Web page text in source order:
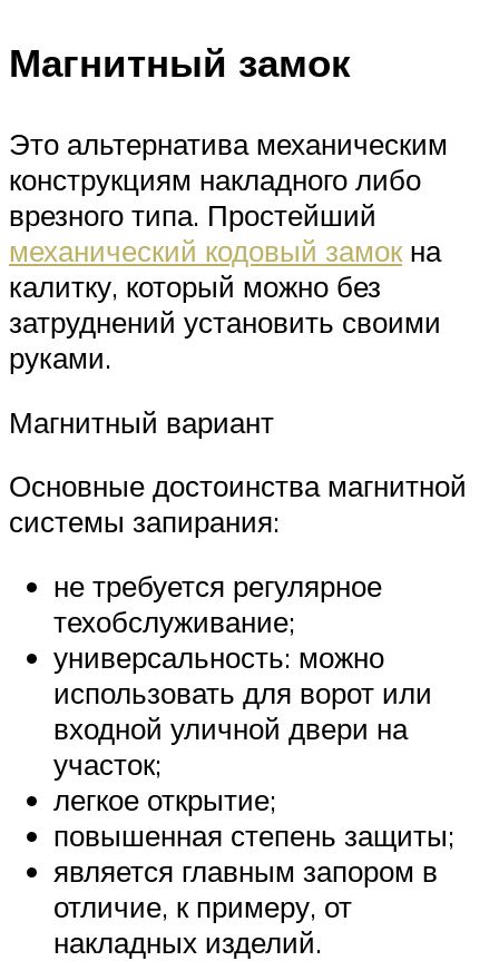
Магнитный замок
Это альтернатива механическим
конструкциям накладного либо
врезного типа. Простейший
механический кодовый замок на
калитку, который можно без
затруднений установить своими
руками.
Магнитный вариант
Основные достоинства магнитной
системы запирания:
не требуется регулярное
техобслуживание;
универсальность: можно
использовать для ворот или
входной уличной двери на
участок;
легкое открытие;
повышенная степень защиты;
является главным запором в
отличие, к примеру, от
накладных изделий.